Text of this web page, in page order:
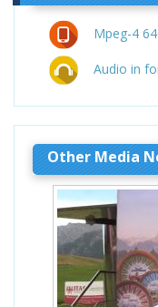
Mpeg-4
Audio in
Other Media